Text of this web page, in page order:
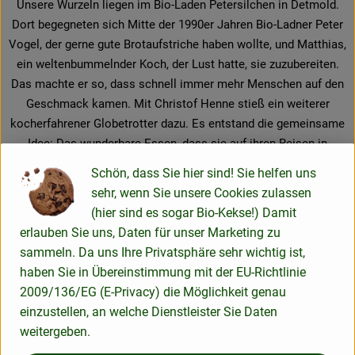
Unsere Wurzeln liegen im Bio-Laden Petersilchen in Detmold.
Dort begegneten sich Mitte der 1990er Jahren Bio-Ladner Peter
Vogel, der gerne gute Brotaufstriche haben wollte, und Matthias,
ein weltenbummelnder Koch, der Lust hatte, sie zuzubereiten.
Das machte er so, dass schnell immer mehr Menschen auf den
Geschmack kamen. Mit Christof Henne stieß ein weiterer
kocherfahrener Globetrotter dazu. Es entstand die gemeinsame
Idee: Das wunderbare Essen, dass sie auf ihren Reisen in
Ständen genossen hatten, sollte es ganz ohne Fernreise auch
Bei Sanchon sind wir überzeugt: Gutes Essen ist bodenständig,
es braucht keinen Firlefanz. Weil wir wissen, dass Sie nicht
immer Zeit zum Kochen haben, nehmen wir Ihnen Arbeit ab. Wir
hacken Zwiebeln und Knoblauch, braten Auberginen und
Tomaten, würzen mit Kräutern, Curry und Co. Dann haben Sie
mehr Muße, es sich beim Essen gut gehen zu lassen. Wir
Schön, dass Sie hier sind! Sie helfen uns
sehr, wenn Sie unsere Cookies zulassen
(hier sind es sogar Bio-Kekse!) Damit
erlauben Sie uns, Daten für unser Marketing zu
sammeln. Da uns Ihre Privatsphäre sehr wichtig ist,
haben Sie in Übereinstimmung mit der EU-Richtlinie
2009/136/EG (E-Privacy) die Möglichkeit genau
einzustellen, an welche Dienstleister Sie Daten
weitergeben.